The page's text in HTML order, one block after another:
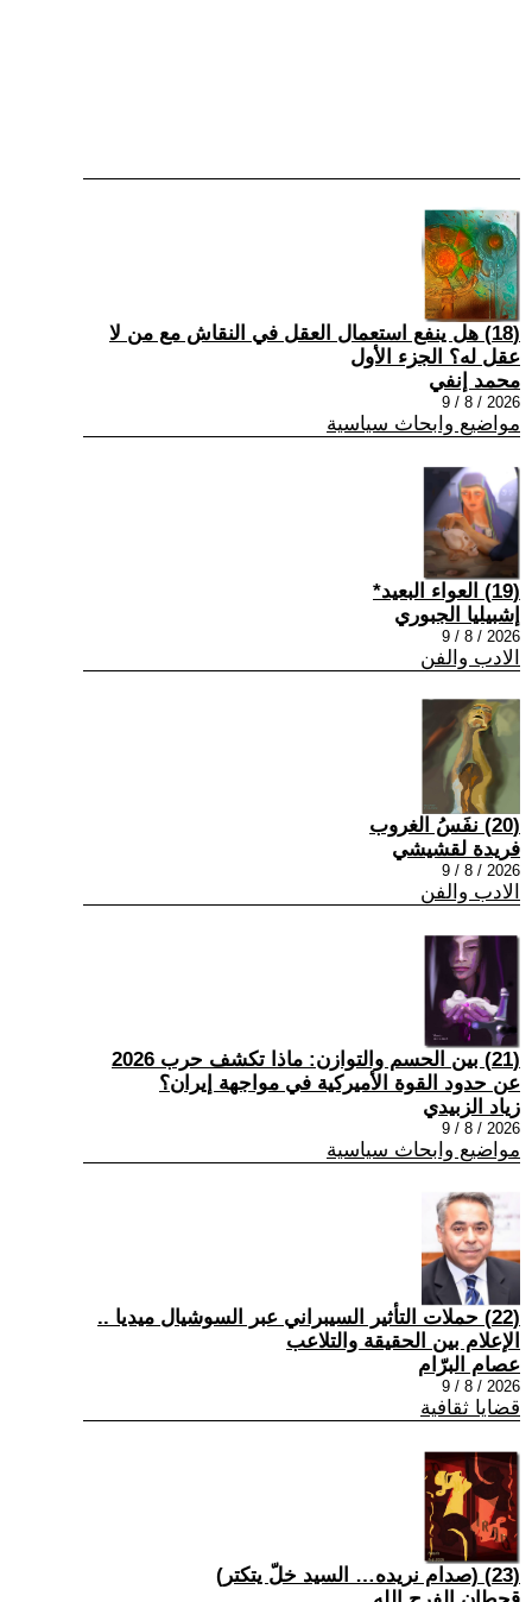
(18) هل ينفع استعمال العقل في النقاش مع من لا
عقل له؟ الجزء الأول
محمد إنفي
2026 / 8 / 9
مواضيع وابحاث سياسية
(19) العواء البعيد*
إشبيليا الجبوري
2026 / 8 / 9
الادب والفن
(20) نفَسُ الغروب
فريدة لقشيشي
2026 / 8 / 9
الادب والفن
(21) بين الحسم والتوازن: ماذا تكشف حرب 2026
عن حدود القوة الأميركية في مواجهة إيران؟
زياد الزبيدي
2026 / 8 / 9
مواضيع وابحاث سياسية
(22) حملات التأثير السيبراني عبر السوشيال ميديا ..
الإعلام بين الحقيقة والتلاعب
عصام البرّام
2026 / 8 / 9
قضايا ثقافية
(23) (صدام نريده… السيد خلّ يتكتر)